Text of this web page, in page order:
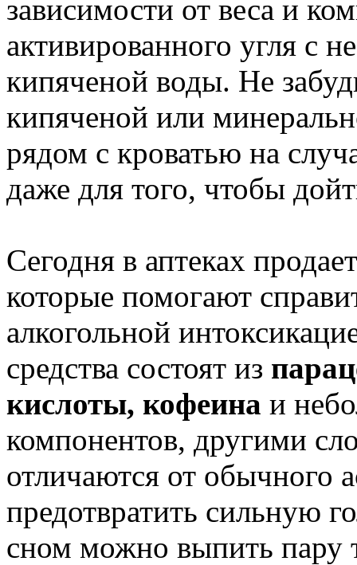
зависимости от веса и
активированного угля с
кипяченой воды. Не
кипяченой или
рядом с кроватью на
даже для того, чтобы
Сегодня в аптеках
которые помогают
алкогольной
средства состоят из
кислоты, кофеина и
компонентов, другими
отличаются от обычного
предотвратить сильную
сном можно выпить пару